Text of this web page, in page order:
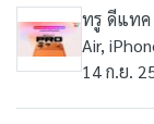
ทรู ดีแทค
Air,
14 ก.ย.